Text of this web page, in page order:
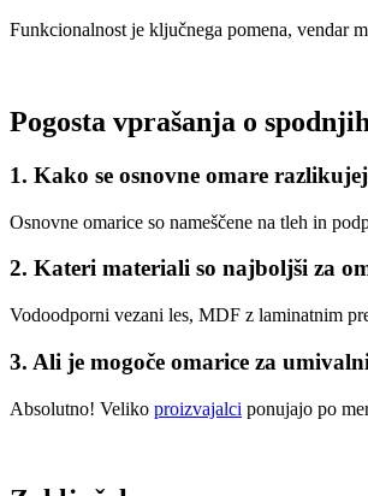
Funkcionalnost je ključnega pomena, vendar
Pogosta vprašanja o
1. Kako se osnovne omare
Osnovne omarice so nameščene na tleh in
2. Kateri materiali so najboljši za
Vodoodporni vezani les, MDF z laminatnim
3. Ali je mogoče omarice za
Absolutno! Veliko proizvajalci ponujajo po